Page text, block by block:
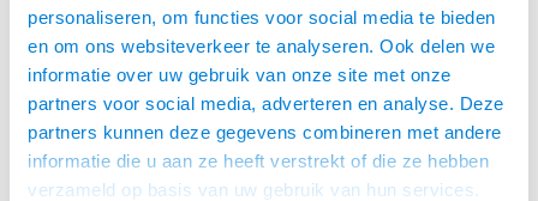
personaliseren, om functies voor social media te bieden
en om ons websiteverkeer te analyseren. Ook delen we
informatie over uw gebruik van onze site met onze
partners voor social media, adverteren en analyse. Deze
partners kunnen deze gegevens combineren met andere
informatie die u aan ze heeft verstrekt of die ze hebben
verzameld op basis van uw gebruik van hun services.
Kindermann
VERLENGKABEL-3.0
METER
• Wieland GST 18F - Wieland GST
• Wieland Verleng en
Kindermann
WIELAND GST 18-F
AANSLUITKABEL-3.0
METER
• Schuko - Wieland GST 18 f
• Direct aansluiten van een